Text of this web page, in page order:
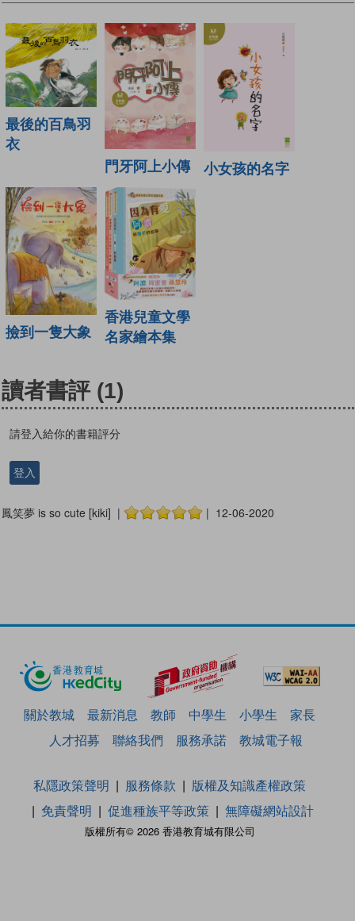
最後的百鳥羽
衣
門牙阿上小傳
小女孩的名字
撿到一隻大象
香港兒童文學
名家繪本集
讀者書評 (1)
請登入給你的書籍評分
登入
鳳笑夢 is so cute [kiki] | | 12-06-2020
關於教城 最新消息 教師 中學生 小學生
家長
人才招募
聯絡我們 服務承諾 教城電子報
版權所有© 2026 香港教育城有限公司
私隱政策聲明 服務條款
版權及知識產權政策
免責聲明
促進種族平等政策 無障礙網站設計